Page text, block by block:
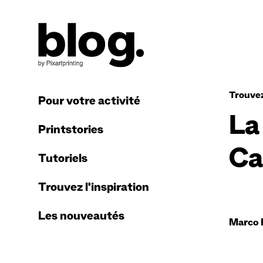
Pour votre activité
Printstories
Tutoriels
Trouvez l'inspiration
Les nouveautés Marco